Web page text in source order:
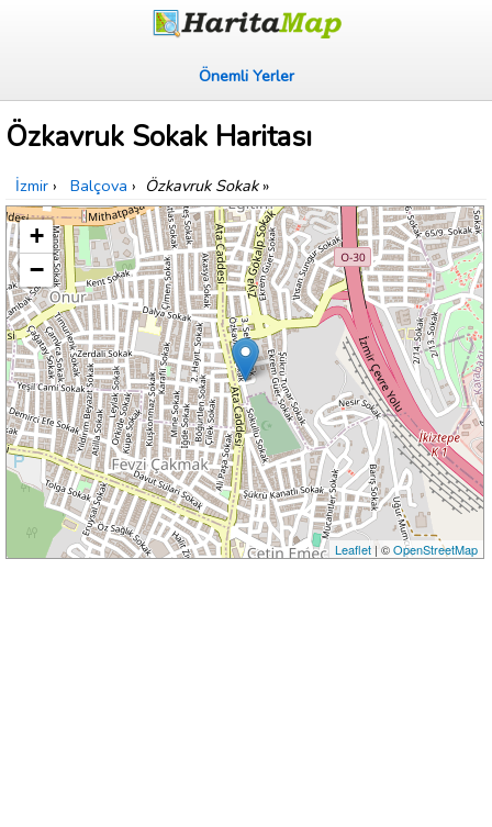
Önemli Yerler
Özkavruk Sokak Haritası
İzmir › Balçova › Özkavruk Sokak»
+
−
Leaflet| ©OpenStreetMap